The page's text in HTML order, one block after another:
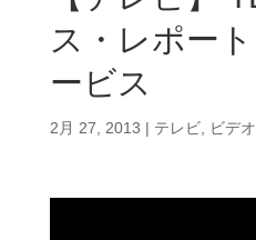
ス・レポー
ービス
2月 27, 2013 | テレビ, ビデオ